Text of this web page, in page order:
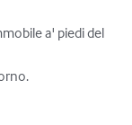
a' piedi del